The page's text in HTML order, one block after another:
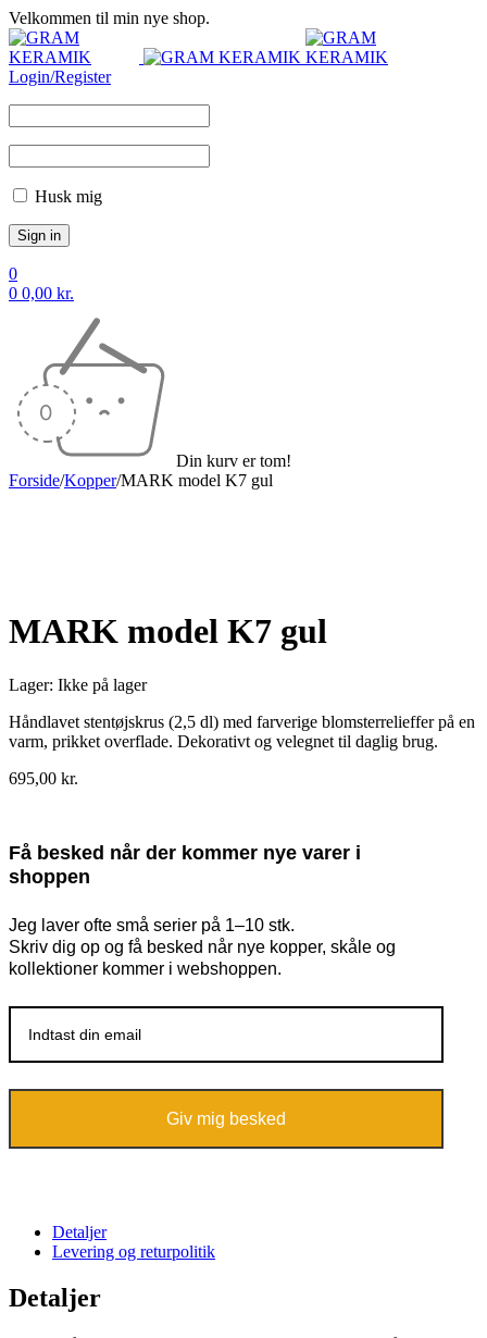
Velkommen til min nye shop.
Login/Register
Husk mig
0
0 0,00 kr.
Din kurv er tom!
Forside/Kopper/MARK model K7 gul
MARK model K7 gul
Lager: Ikke på lager
Håndlavet stentøjskrus (2,5 dl) med farverige blomsterrelieffer på en
varm, prikket overflade. Dekorativt og velegnet til daglig brug.
695,00 kr.
Få besked når der kommer nye varer i
shoppen
Jeg laver ofte små serier på 1–10 stk.
Skriv dig op og få besked når nye kopper, skåle og
kollektioner kommer i webshoppen.
Giv mig besked
Detaljer
Levering og returpolitik
Detaljer